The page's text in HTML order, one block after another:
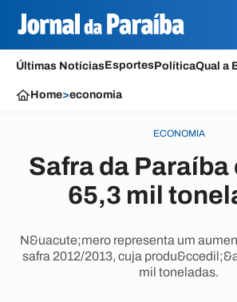
Últimas NotíciasEsportesPolíticaQual a
Home>economia
ECONOMIA
Safra da Paraíba
65,3 mil
N&uacute;mero representa um
safra 2012/2013, cuja
mil toneladas.